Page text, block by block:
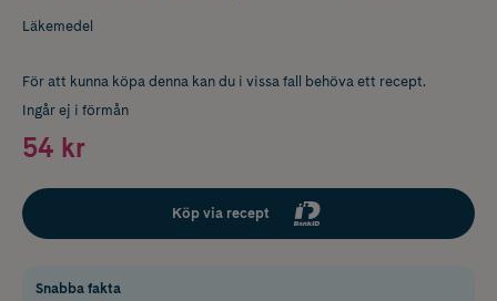
Läkemedel
För att kunna köpa denna kan du i vissa fall behöva ett recept.
Ingår ej i förmån
54 kr
Köp via recept
Snabba fakta